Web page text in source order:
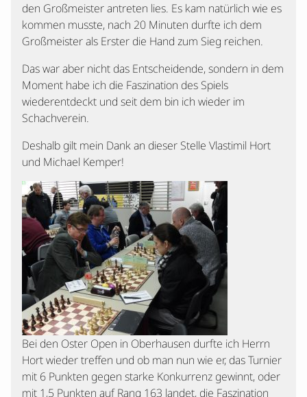
den Großmeister antreten lies. Es kam natürlich wie es
kommen musste, nach 20 Minuten durfte ich dem
Großmeister als Erster die Hand zum Sieg reichen.
Das war aber nicht das Entscheidende, sondern in dem
Moment habe ich die Faszination des Spiels
wiederentdeckt und seit dem bin ich wieder im
Schachverein.
Deshalb gilt mein Dank an dieser Stelle Vlastimil Hort
und Michael Kemper!
Bei den Oster Open in Oberhausen durfte ich Herrn
Hort wieder treffen und ob man nun wie er, das Turnier
mit 6 Punkten gegen starke Konkurrenz gewinnt, oder
mit 1,5 Punkten auf Rang 163 landet, die Faszination